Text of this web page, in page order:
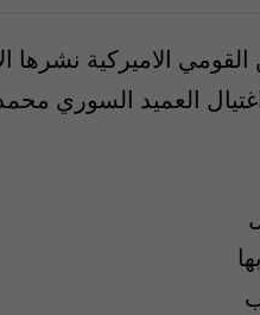
الاميركية نشرها
العميد السوري